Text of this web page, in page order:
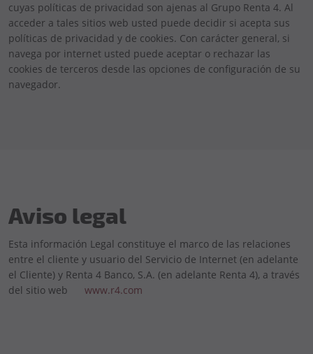
cuyas políticas de privacidad son ajenas al Grupo Renta 4. Al
acceder a tales sitios web usted puede decidir si acepta sus
políticas de privacidad y de cookies. Con carácter general, si
navega por internet usted puede aceptar o rechazar las
cookies de terceros desde las opciones de configuración de su
navegador.
Aviso legal
Esta información Legal constituye el marco de las relaciones
entre el cliente y usuario del Servicio de Internet (en adelante
el Cliente) y Renta 4 Banco, S.A. (en adelante Renta 4), a través
del sitio web
www.r4.com